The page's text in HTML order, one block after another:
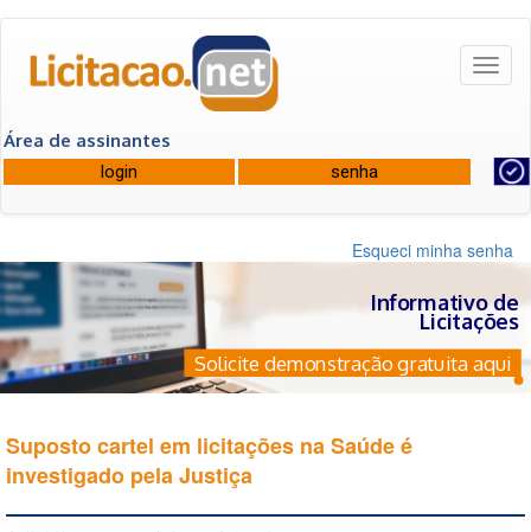
Área de assinantes
Esqueci minha senha
Informativo de
Licitações
Solicite demonstração gratuita aqui
Suposto cartel em licitações na Saúde é
investigado pela Justiça